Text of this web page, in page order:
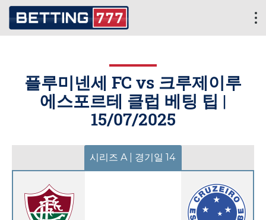
플루미넨세 FC vs 크루제이루
에스포르테 클럽 베팅 팁 |
15/07/2025
시리즈 A | 경기일 14